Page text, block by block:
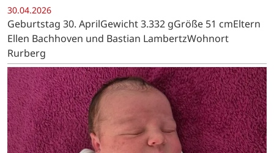
30.04.2026
Geburtstag 30. AprilGewicht 3.332 gGröße 51 cmEltern
Ellen Bachhoven und Bastian LambertzWohnort
Rurberg